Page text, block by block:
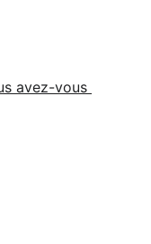
avez-vous